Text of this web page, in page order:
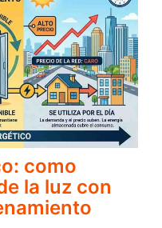
como
la luz con